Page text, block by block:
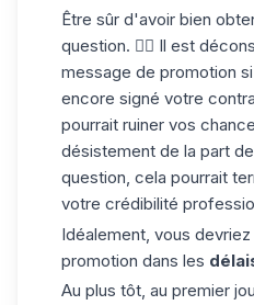
Être sûr d'avoir bien
question. ✍🏼 Il est
message de promotion
encore signé votre
pourrait ruiner vos
désistement de la part
question, cela pourrait
votre crédibilité
Idéalement, vous
promotion dans les
Au plus tôt, au premier